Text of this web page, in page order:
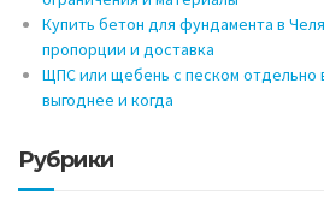
Купить бетон для фундамента в
пропорции и доставка
ЩПС или щебень с песком отдельно
выгоднее и когда
Рубрики